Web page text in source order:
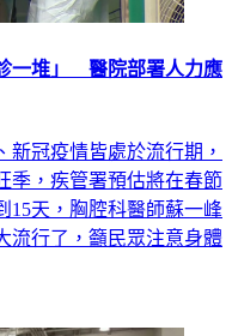
一堆」 醫院部署人力應
冠疫情皆處於流行期，
季，疾管署預估將在春節
15天，胸腔科醫師蘇一峰
流行了，籲民眾注意身體